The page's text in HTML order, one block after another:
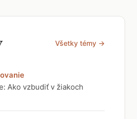
Všetky témy →
Ako vzbudiť v žiakoch